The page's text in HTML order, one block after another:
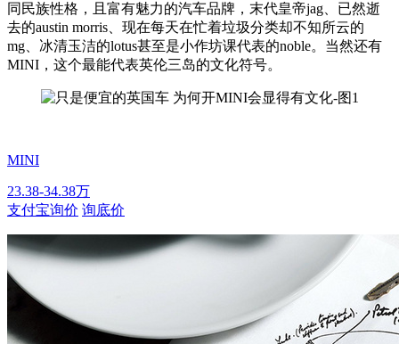
同民族性格，且富有魅力的汽车品牌，末代皇帝jag、已然逝
去的austin morris、现在每天在忙着垃圾分类却不知所云的
mg、冰清玉洁的lotus甚至是小作坊课代表的noble。当然还有
MINI，这个最能代表英伦三岛的文化符号。
MINI
23.38-34.38万
支付宝询价 询底价